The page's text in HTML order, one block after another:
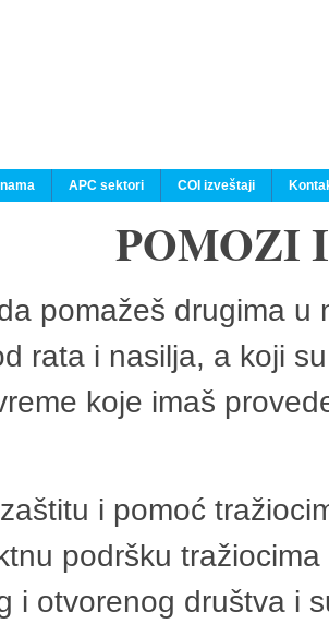
APC sektori COI izveštaji
POMOZI
pomažeš drugima
rata i nasilja, a koji
koje imaš
i pomoć
podršku
i otvorenog društva i